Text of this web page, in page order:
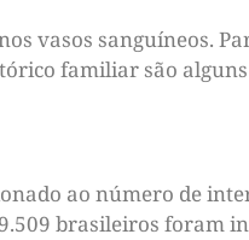
vasos sanguíneos.
familiar são
ao número de
brasileiros foram